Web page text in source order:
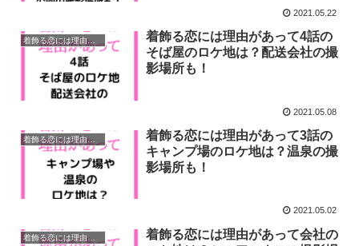
2021.05.22
着飾る恋には理由があって
着飾る恋には理由があって4話の
そば屋のロケ地は？配送会社の撮
影場所も！
2021.05.08
着飾る恋には理由があって
着飾る恋には理由があって3話の
キャンプ場のロケ地は？温泉の撮
影場所も！
2021.05.02
着飾る恋には理由があって
着飾る恋には理由があって会社の